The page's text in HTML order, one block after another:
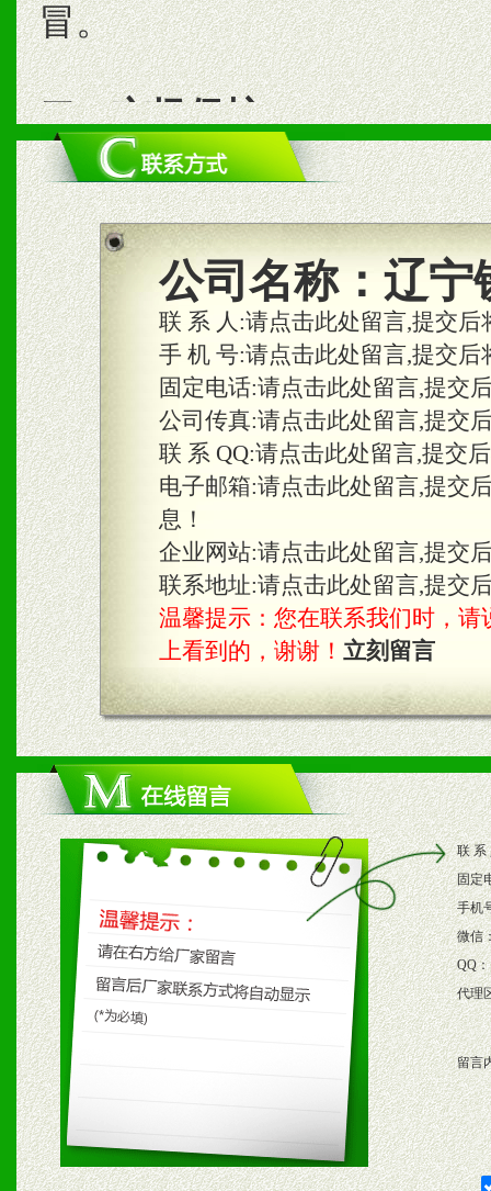
冒。
二、市场保护
1、统一市场价格；建立全
商利润。
2、区域独家经营；建立区
合作关系。
三、物料及媒体
1、免费提供体验及宣传彩
2、不定期在各大知名网站
知名度和影响力。
3、根据地方实际情况提供
具。
四、市场操作及支持
1、根据区域市场协助制定
2、根据具体情况公司给予
3、根据市场需要，派驻区
保产品顺利销售。
4、根据市场情况公司给予
购支持。
五、退换货制度
1、给予前期市场操作一定
公司名称： 辽宁
联 系 人:请点击此处留言,提交
手 机 号:请点击此处留言,提交
固定电话:请点击此处留言,提交
公司传真:请点击此处留言,提交
联 系 QQ:请点击此处留言,提交
电子邮箱:请点击此处留言,提交
息！
企业网站:请点击此处留言,提交
联系地址:请点击此处留言,提交
温馨提示：您在联系我们时，请
上看到的，谢谢！ 立刻留言
联 系
固定
手机
微信
QQ：
代理
留言